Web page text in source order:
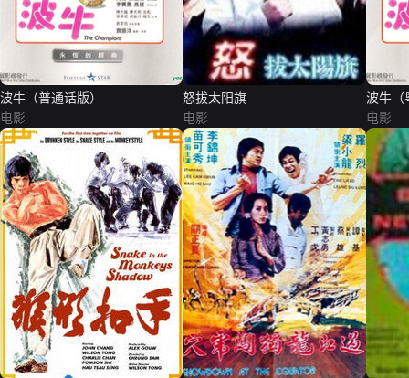
波牛（普通话版）
电影
怒拔太阳旗
电影
波牛（
电影